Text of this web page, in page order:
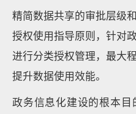
精简数据共享的审批层级
授权使用指导原则，针对
进行分类授权管理，最大
提升数据使用效能。
政务信息化建设的根本